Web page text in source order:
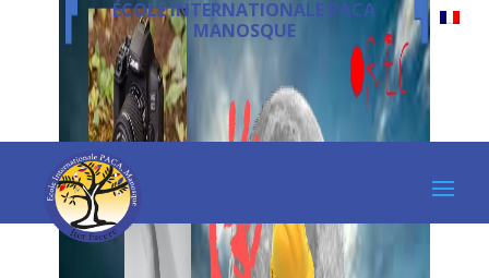
ÉCOLE INTERNATIONALE PACA
MANOSQUE